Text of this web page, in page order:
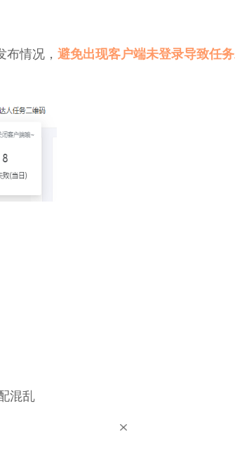
情况， 避免出现客户端未登录导致任
混乱